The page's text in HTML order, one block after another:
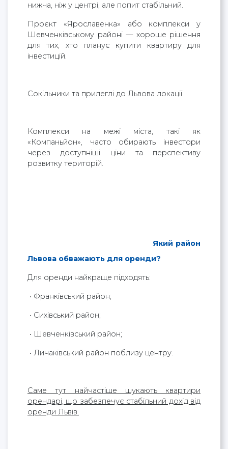
нижча, ніж у центрі, але попит стабільний.
Проєкт «Ярославенка» або комплекси у
Шевченківському районі — хороше рішення
для тих, хто планує купити квартиру для
інвестицій.
Сокільники та прилеглі до Львова локації
Комплекси на межі міста, такі як
«Компаньйон», часто обирають інвестори
через доступніші ціни та перспективу
розвитку територій.
Який район
Львова обважають для оренди?
Для оренди найкраще підходять:
• Франківський район;
• Сихівський район;
• Шевченківський район;
• Личаківський район поблизу центру.
Саме тут найчастіше шукають квартири
орендарі, що забезпечує стабільний дохід від
оренди Львів.